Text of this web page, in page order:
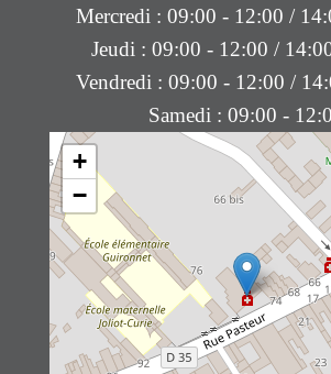
+
−
Mercredi : 09:00 - 12:00 /
Jeudi : 09:00 - 12:00 /
Vendredi : 09:00 - 12:00 /
Samedi : 09:00 -